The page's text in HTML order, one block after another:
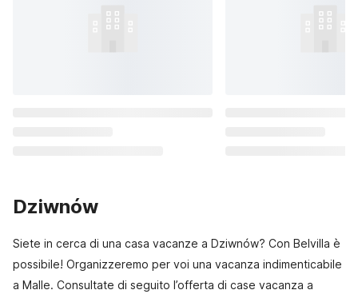
Dziwnów
Siete in cerca di una casa vacanze a Dziwnów? Con Belvilla è
possibile! Organizzeremo per voi una vacanza indimenticabile
a Malle. Consultate di seguito l’offerta di case vacanza a